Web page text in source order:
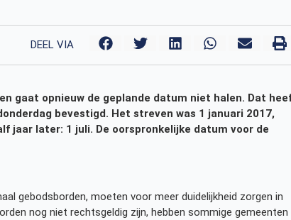
DEEL VIA
gaat opnieuw de geplande datum niet halen. Dat
bevestigd. Het streven was 1 januari 2017,
jaar later: 1 juli. De oorspronkelijke datum voor de
gebodsborden, moeten voor meer duidelijkheid zorgen in
nog niet rechtsgeldig zijn, hebben sommige gemeenten